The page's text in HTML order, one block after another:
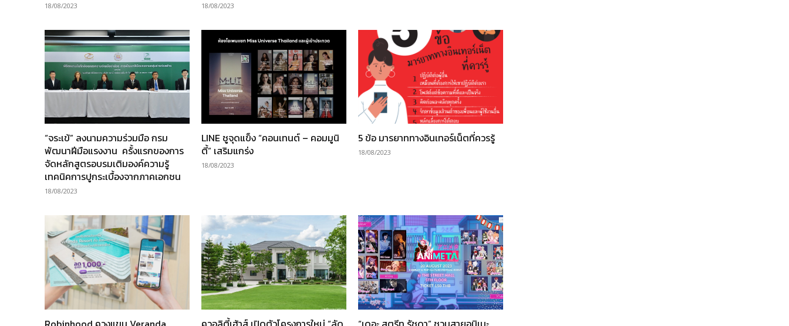
18/08/2023 18/08/2023
“จระเข้” ลงนามความร่วมมือ กรม
พัฒนาฝีมือแรงงาน ครั้งแรกของการ
จัดหลักสูตรอบรมเติมองค์ความรู้
เทคนิคการปูกระเบื้องจากภาคเอกชน
18/08/2023
LINE ชูจุดแข็ง “คอนเทนต์ – คอมมูนิ
ตี้” เสริมแกร่ง
18/08/2023
5 ข้อ มารยาททางอินเทอร์เน็ตที่ควรรู้
18/08/2023